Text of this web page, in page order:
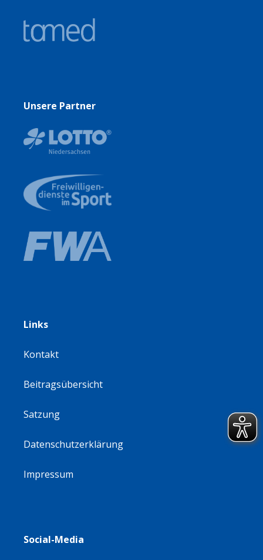
Unsere Partner
Links
Kontakt
Beitragsübersicht
Satzung
Datenschutzerklärung
Impressum
Social-Media